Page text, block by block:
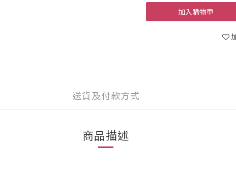
加入購物車
送貨及付款方式
商品描述